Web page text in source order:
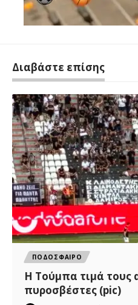
Διαβάστε επίσης
ΠΟΔΟΣΦΑΙΡΟ
H Tούμπα τιμά τους
πυροσβέστες (pic)